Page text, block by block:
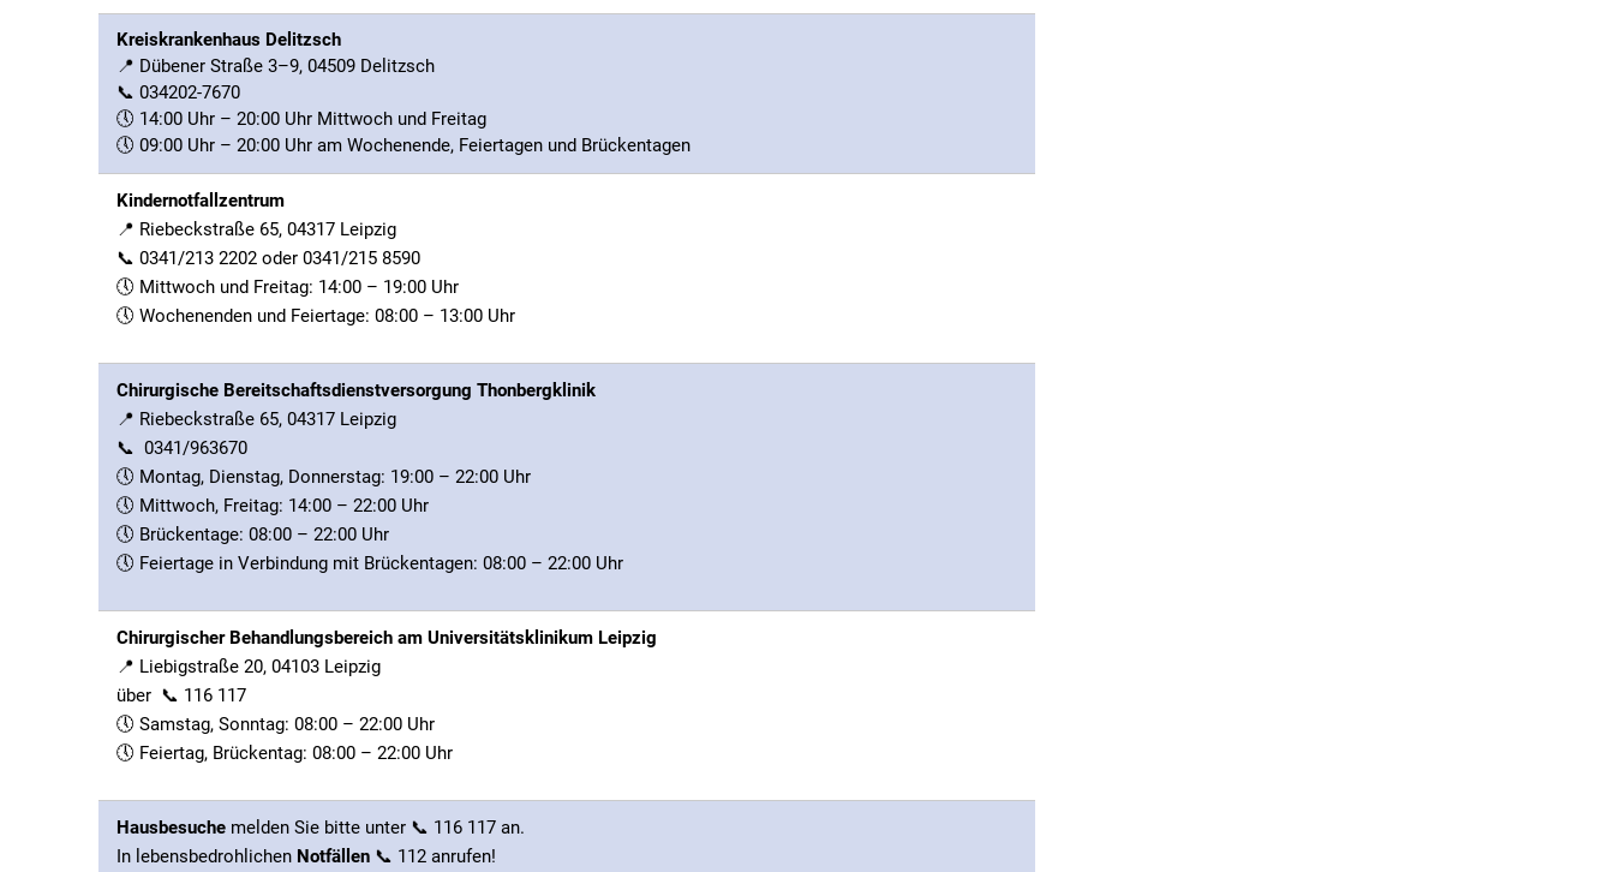
Kreiskrankenhaus Delitzsch
📍 Dübener Straße 3–9, 04509 Delitzsch
📞 034202-7670
🕔 14:00 Uhr – 20:00 Uhr Mittwoch und Freitag
🕔 09:00 Uhr – 20:00 Uhr am Wochenende, Feiertagen und Brückentagen
Kindernotfallzentrum
📍 Riebeckstraße 65, 04317 Leipzig
📞 0341/213 2202 oder 0341/215 8590
🕔 Mittwoch und Freitag: 14:00 – 19:00 Uhr
🕔 Wochenenden und Feiertage: 08:00 – 13:00 Uhr
Chirurgische Bereitschaftsdienstversorgung Thonbergklinik
📍 Riebeckstraße 65, 04317 Leipzig
📞 0341/963670
🕔 Montag, Dienstag, Donnerstag: 19:00 – 22:00 Uhr
🕔 Mittwoch, Freitag: 14:00 – 22:00 Uhr
🕔 Brückentage: 08:00 – 22:00 Uhr
🕔 Feiertage in Verbindung mit Brückentagen: 08:00 – 22:00 Uhr
Chirurgischer Behandlungsbereich am Universitätsklinikum Leipzig
📍 Liebigstraße 20, 04103 Leipzig
über 📞 116 117
🕔 Samstag, Sonntag: 08:00 – 22:00 Uhr
🕔 Feiertag, Brückentag: 08:00 – 22:00 Uhr
Hausbesuche melden Sie bitte unter 📞 116 117 an.
In lebensbedrohlichen Notfällen 📞 112 anrufen!